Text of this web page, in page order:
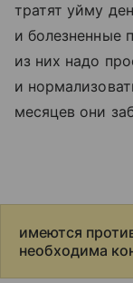
тратят уйму
и болезненные
из них надо
и
месяцев они
имеются
необходима